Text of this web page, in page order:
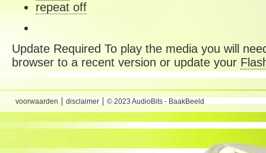
repeat off
Update Required To play the media you will
browser to a recent version or update your
voorwaarden disclaimer © 2023 AudioBits - BaakBeeld